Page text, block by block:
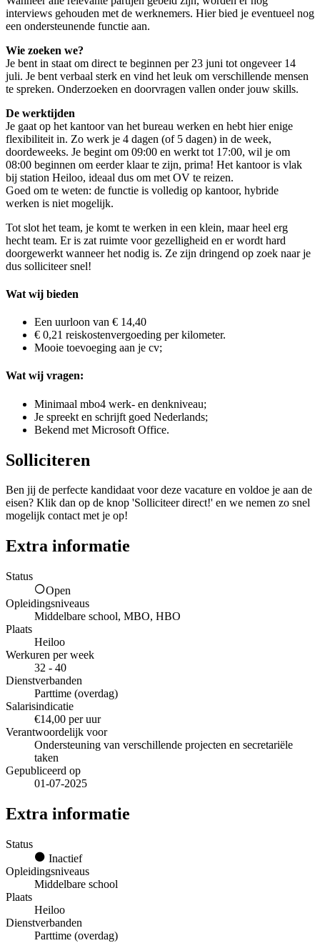
interviews gehouden met de werknemers. Hier bied je eventueel nog
een ondersteunende functie aan.
Wie zoeken we?
Je bent in staat om direct te beginnen per 23 juni tot ongeveer 14
juli. Je bent verbaal sterk en vind het leuk om verschillende mensen
te spreken. Onderzoeken en doorvragen vallen onder jouw skills.
De werktijden
Je gaat op het kantoor van het bureau werken en hebt hier enige
flexibiliteit in. Zo werk je 4 dagen (of 5 dagen) in de week,
doordeweeks. Je begint om 09:00 en werkt tot 17:00, wil je om
08:00 beginnen om eerder klaar te zijn, prima! Het kantoor is vlak
bij station Heiloo, ideaal dus om met OV te reizen.
Goed om te weten: de functie is volledig op kantoor, hybride
werken is niet mogelijk.
Tot slot het team, je komt te werken in een klein, maar heel erg
hecht team. Er is zat ruimte voor gezelligheid en er wordt hard
doorgewerkt wanneer het nodig is. Ze zijn dringend op zoek naar je
dus solliciteer snel!
Wat wij bieden
Een uurloon van € 14,40
€ 0,21 reiskostenvergoeding per kilometer.
Mooie toevoeging aan je cv;
Wat wij vragen:
Minimaal mbo4 werk- en denkniveau;
Je spreekt en schrijft goed Nederlands;
Bekend met Microsoft Office.
Solliciteren
Ben jij de perfecte kandidaat voor deze vacature en voldoe je aan de
eisen? Klik dan op de knop 'Solliciteer direct!' en we nemen zo snel
mogelijk contact met je op!
Extra informatie
Status
Open
Opleidingsniveaus
Middelbare school, MBO, HBO
Plaats
Heiloo
Werkuren per week
32 - 40
Dienstverbanden
Parttime (overdag)
Salarisindicatie
€14,00 per uur
Verantwoordelijk voor
Ondersteuning van verschillende projecten en secretariële
taken
Gepubliceerd op
01-07-2025
Extra informatie
Status
Inactief
Opleidingsniveaus
Middelbare school
Plaats
Heiloo
Dienstverbanden
Parttime (overdag)